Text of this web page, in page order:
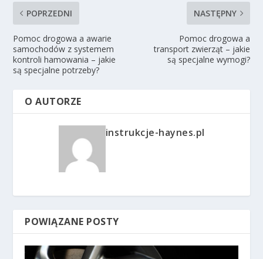
POPRZEDNI
Pomoc drogowa a awarie
samochodów z systemem
kontroli hamowania – jakie
są specjalne potrzeby?
NASTĘPNY
Pomoc drogowa a
transport zwierząt – jakie
są specjalne wymogi?
O AUTORZE
instrukcje-haynes.pl
POWIĄZANE POSTY